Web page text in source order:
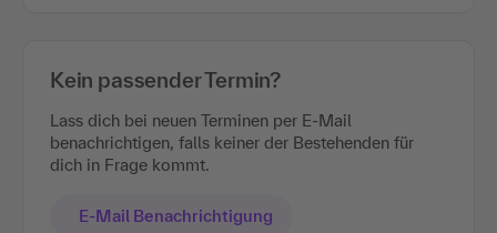
Kein passender Termin?
Lass dich bei neuen Terminen per E-Mail
benachrichtigen, falls keiner der Bestehenden für
dich in Frage kommt.
E-Mail Benachrichtigung